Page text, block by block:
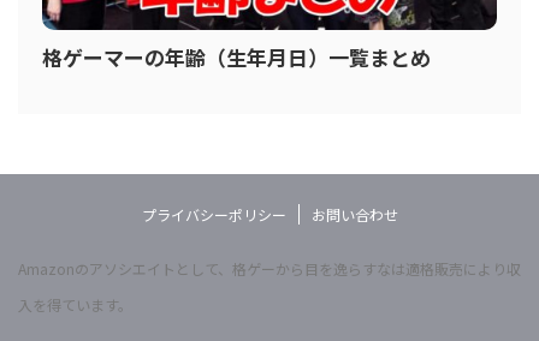
格ゲーマーの年齢（生年月日）一覧まとめ
プライバシーポリシー お問い合わせ
Amazonのアソシエイトとして、格ゲーから目を逸らすなは適格販売により収
入を得ています。